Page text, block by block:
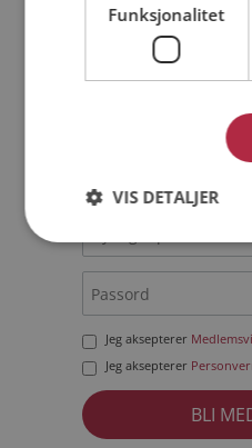
Jeg aksepterer
Jeg aksepterer
Funksjonalitet
VIS DETALJER